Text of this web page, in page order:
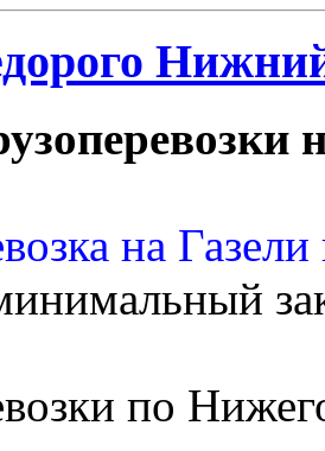
на
по